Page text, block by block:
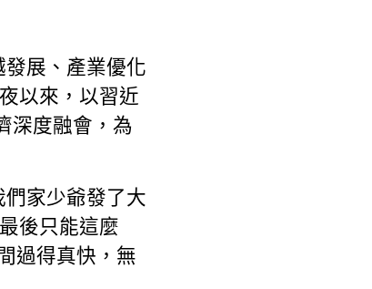
展、產業優化
以來，以習近
深度融會，為
家少爺發了大
後只能這麼
過得真快，無